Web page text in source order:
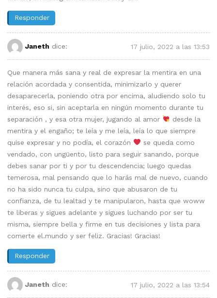
Responder
Janeth dice: 17 julio, 2022 a las 13:53
Que manera más sana y real de expresar la mentira en una
relación acordada y consentida, minimizarlo y querer
desaparecerla, poniendo otra por encima, aludiendo solo tu
interés, eso si, sin aceptarla en ningún momento durante tu
separación , y esa otra mujer, jugando al amor
desde la
mentira y el engaño; te leía y me leía, leía lo que siempre
quise expresar y no podía, el corazón
se queda como
vendado, con ungüento, listo para seguir sanando, porque
debes sanar por ti y por tu descendencia; luego quedas
temerosa, mal pensando que lo harás mal de nuevo, cuando
no ha sido nunca tu culpa, sino que abusaron de tu
confianza, de tu lealtad y te manipularon, hasta que woww
te liberas y sigues adelante y sigues luchando por ser tu
misma, siempre bella y firme en tus decisiones y lista para
comerte el.mundo y ser feliz. Gracias! Gracias!
Responder
Janeth dice: 17 julio, 2022 a las 13:54